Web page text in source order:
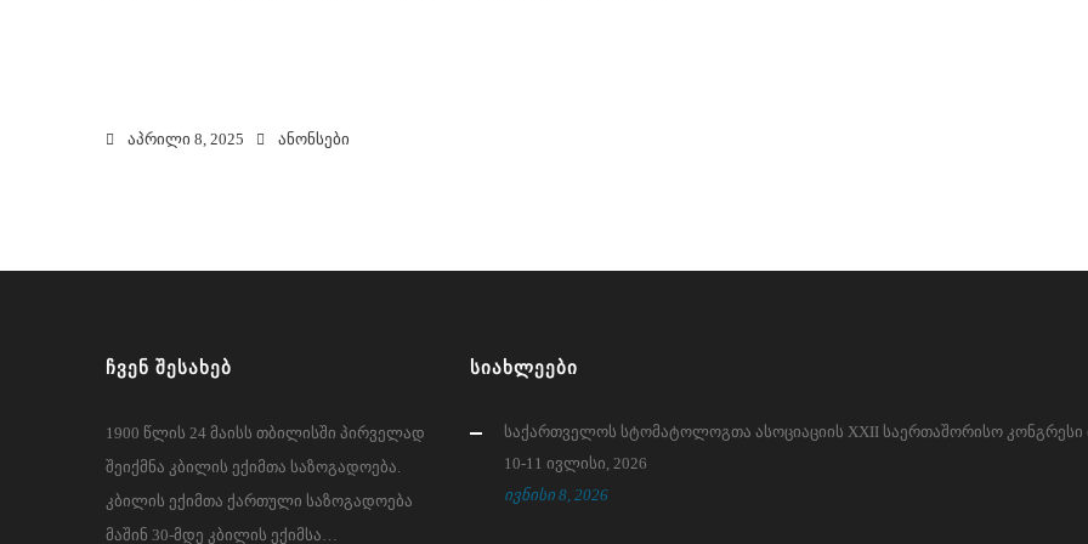
აპრილი 8, 2025 ანონსები
ᲩᲕᲔᲜ ᲨᲔᲡᲐᲮᲔᲑ
1900 წლის 24 მაისს თბილისში პირველად
შეიქმნა კბილის ექიმთა საზოგადოება.
კბილის ექიმთა ქართული საზოგადოება
მაშინ 30-მდე კბილის ექიმსა…
ᲡᲘᲐᲮᲚᲔᲔᲑᲘ
საქართველოს სტომატოლოგთა ასოციაციის XXII საერთაშორისო კონგრესი
10-11 ივლისი, 2026
ივნისი 8, 2026